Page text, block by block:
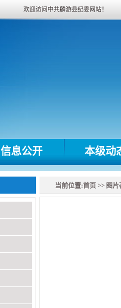
欢迎访问中共麟游县纪委网站！
信息公开 本级动
当前位置:首页>> 图片